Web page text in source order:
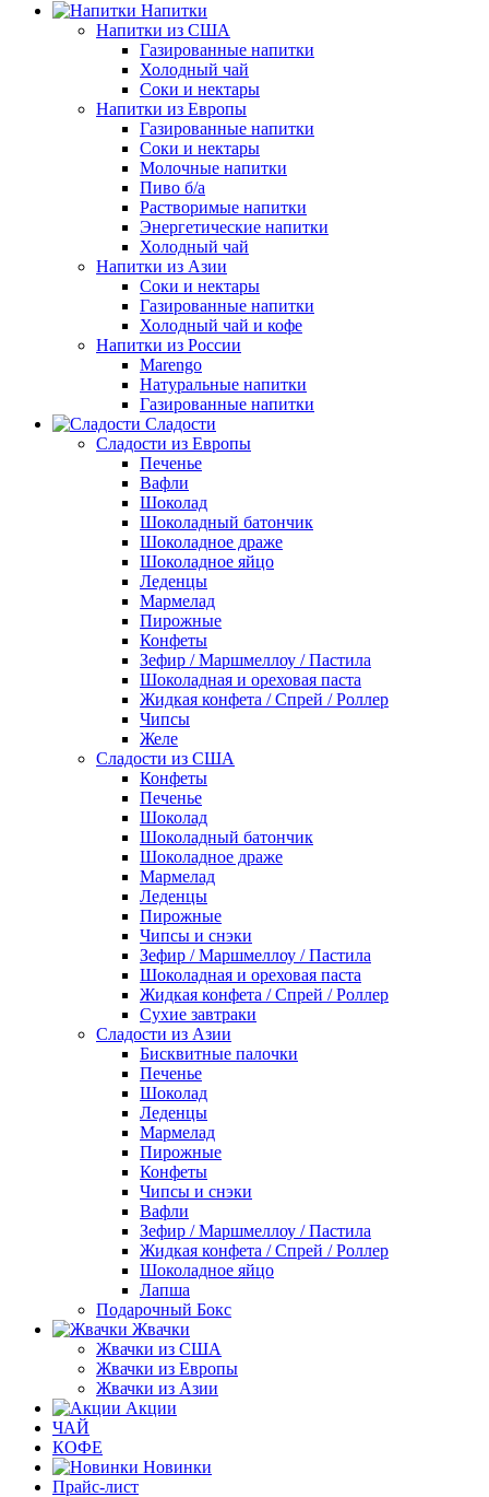
Напитки
Напитки из США
Газированные напитки
Холодный чай
Соки и нектары
Напитки из Европы
Газированные напитки
Соки и нектары
Молочные напитки
Пиво б/а
Растворимые напитки
Энергетические напитки
Холодный чай
Напитки из Азии
Соки и нектары
Газированные напитки
Холодный чай и кофе
Напитки из России
Marengo
Натуральные напитки
Газированные напитки
Сладости
Сладости из Европы
Печенье
Вафли
Шоколад
Шоколадный батончик
Шоколадное драже
Шоколадное яйцо
Леденцы
Мармелад
Пирожные
Конфеты
Зефир / Маршмеллоу / Пастила
Шоколадная и ореховая паста
Жидкая конфета / Спрей / Роллер
Чипсы
Желе
Сладости из США
Конфеты
Печенье
Шоколад
Шоколадный батончик
Шоколадное драже
Мармелад
Леденцы
Пирожные
Чипсы и снэки
Зефир / Маршмеллоу / Пастила
Шоколадная и ореховая паста
Жидкая конфета / Спрей / Роллер
Сухие завтраки
Сладости из Азии
Бисквитные палочки
Печенье
Шоколад
Леденцы
Мармелад
Пирожные
Конфеты
Чипсы и снэки
Вафли
Зефир / Маршмеллоу / Пастила
Жидкая конфета / Спрей / Роллер
Шоколадное яйцо
Лапша
Подарочный Бокс
Жвачки
Жвачки из США
Жвачки из Европы
Жвачки из Азии
Акции
ЧАЙ
КОФЕ
Новинки
Прайс-лист